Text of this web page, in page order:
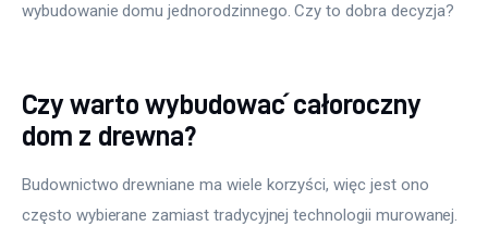
wybudowanie domu jednorodzinnego. Czy to dobra decyzja?
Czy warto wybudować całoroczny
dom z drewna?
Budownictwo drewniane ma wiele korzyści, więc jest ono
często wybierane zamiast tradycyjnej technologii murowanej.